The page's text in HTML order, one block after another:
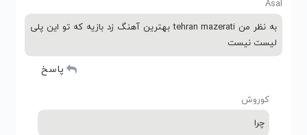
Asal
به نظر من tehran mazerati بهترین آهنگ زد بازیه که تو این پلی
لیست نیست
پاسخ
کوروش
چرا